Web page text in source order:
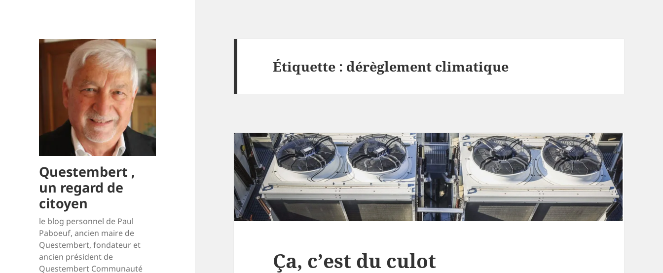
Questembert ,
un regard de
citoyen
le blog personnel de Paul
Paboeuf, ancien maire de
Questembert, fondateur et
ancien président de
Questembert Communauté
Étiquette : dérèglement climatique
Ça, c’est du culot